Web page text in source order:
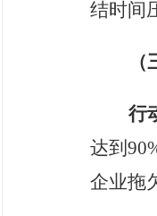
结时间
（
行
达到 90
企业拖